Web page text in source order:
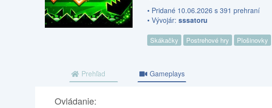
• Pridané 10.06.2026 s 391 prehraní
• Vývojár:sssatoru
Skákačky Postrehové hry Plošinovky
Prehľad Gameplays
Ovládanie: